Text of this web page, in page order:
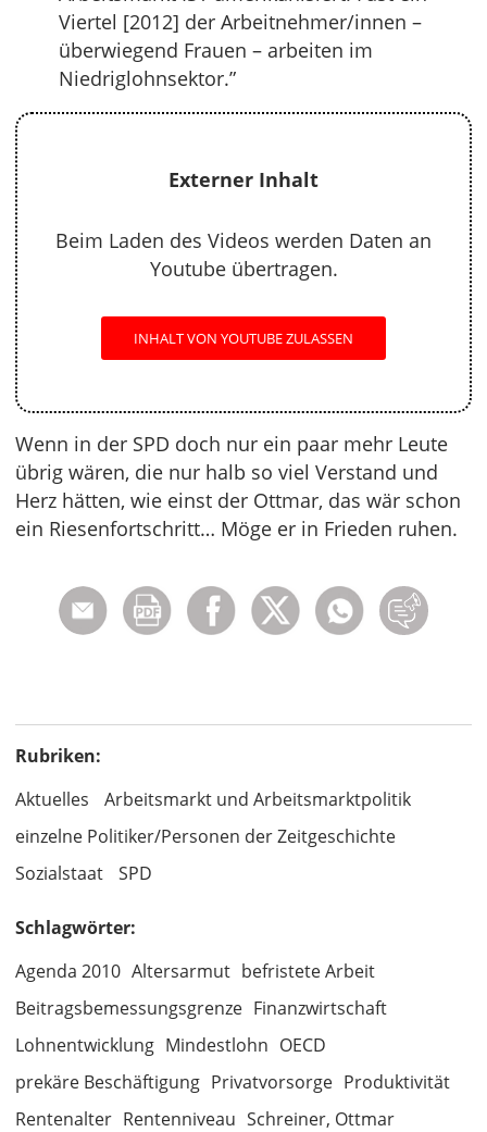
Viertel [2012] der Arbeitnehmer/innen –
überwiegend Frauen – arbeiten im
Niedriglohnsektor.”
Externer Inhalt
Beim Laden des Videos werden Daten an
Youtube übertragen.
INHALT VON YOUTUBE ZULASSEN
Wenn in der SPD doch nur ein paar mehr Leute
übrig wären, die nur halb so viel Verstand und
Herz hätten, wie einst der Ottmar, das wär schon
ein Riesenfortschritt… Möge er in Frieden ruhen.
Rubriken:
Aktuelles
Arbeitsmarkt und Arbeitsmarktpolitik
einzelne Politiker/Personen der Zeitgeschichte
Sozialstaat
SPD
Schlagwörter:
Agenda 2010 Altersarmut befristete Arbeit
Beitragsbemessungsgrenze Finanzwirtschaft
Lohnentwicklung Mindestlohn OECD
prekäre Beschäftigung Privatvorsorge Produktivität
Rentenalter Rentenniveau Schreiner, Ottmar